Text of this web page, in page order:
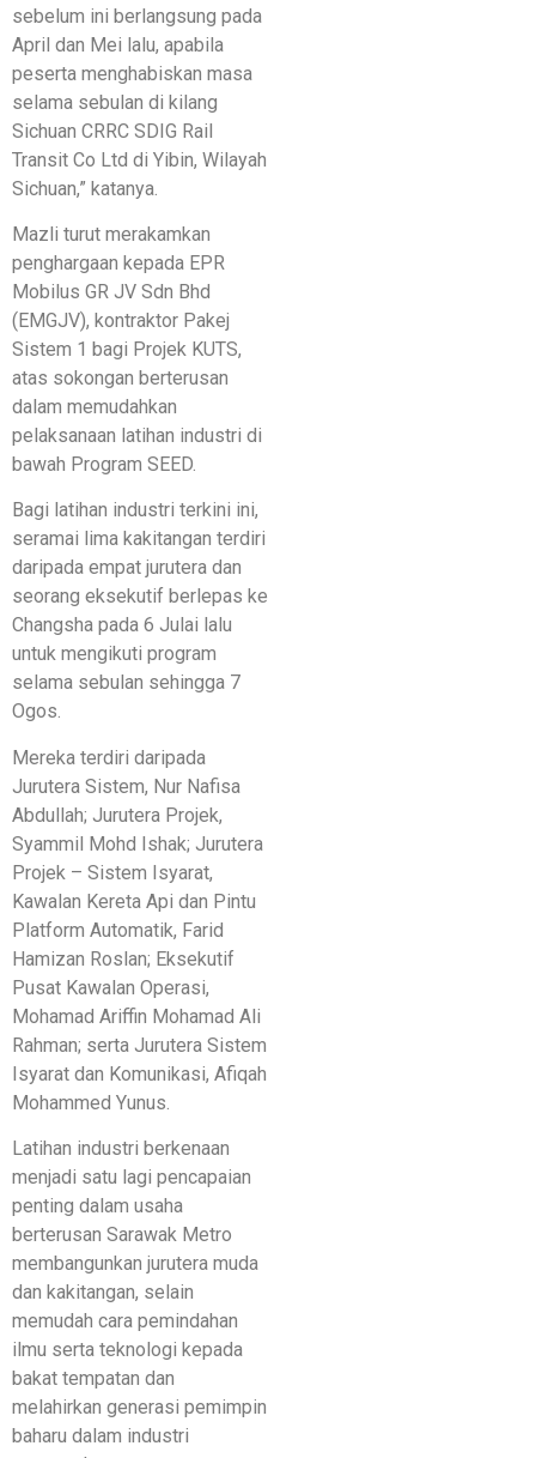
sebelum ini berlangsung pada
April dan Mei lalu, apabila
peserta menghabiskan masa
selama sebulan di kilang
Sichuan CRRC SDIG Rail
Transit Co Ltd di Yibin, Wilayah
Sichuan,” katanya.
Mazli turut merakamkan
penghargaan kepada EPR
Mobilus GR JV Sdn Bhd
(EMGJV), kontraktor Pakej
Sistem 1 bagi Projek KUTS,
atas sokongan berterusan
dalam memudahkan
pelaksanaan latihan industri di
bawah Program SEED.
Bagi latihan industri terkini ini,
seramai lima kakitangan terdiri
daripada empat jurutera dan
seorang eksekutif berlepas ke
Changsha pada 6 Julai lalu
untuk mengikuti program
selama sebulan sehingga 7
Ogos.
Mereka terdiri daripada
Jurutera Sistem, Nur Nafisa
Abdullah; Jurutera Projek,
Syammil Mohd Ishak; Jurutera
Projek – Sistem Isyarat,
Kawalan Kereta Api dan Pintu
Platform Automatik, Farid
Hamizan Roslan; Eksekutif
Pusat Kawalan Operasi,
Mohamad Ariffin Mohamad Ali
Rahman; serta Jurutera Sistem
Isyarat dan Komunikasi, Afiqah
Mohammed Yunus.
Latihan industri berkenaan
menjadi satu lagi pencapaian
penting dalam usaha
berterusan Sarawak Metro
membangunkan jurutera muda
dan kakitangan, selain
memudah cara pemindahan
ilmu serta teknologi kepada
bakat tempatan dan
melahirkan generasi pemimpin
baharu dalam industri